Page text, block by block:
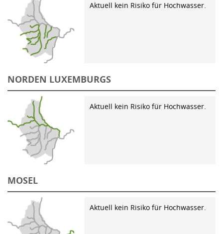
Aktuell kein Risiko für Hochwasser.
NORDEN LUXEMBURGS
Aktuell kein Risiko für Hochwasser.
MOSEL
Aktuell kein Risiko für Hochwasser.